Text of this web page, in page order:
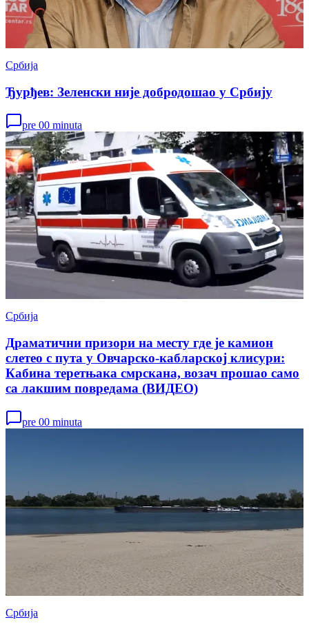
Србија
Ђурђев: Зеленски није добродошао у Србију
pre 00 minuta
Србија
Драматични призори на месту где је камион
слетео с пута у Овчарско-кабларској клисури:
Кабина теретњака смрскана, возач прошао само
са лакшим повредама (ВИДЕО)
pre 00 minuta
Србија